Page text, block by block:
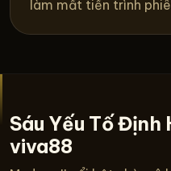
làm mất tiến trình
Sáu Yếu Tố Định
viva88